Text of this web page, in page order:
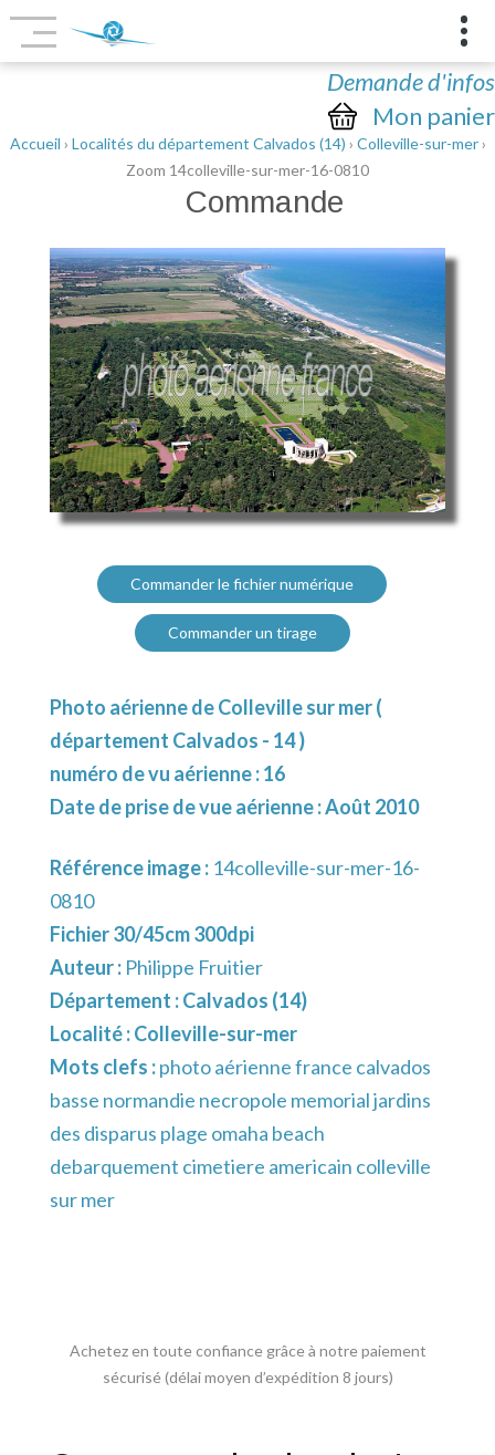
Demande d'infos
Mon panier
Accueil › Localités du département Calvados (14) › Colleville-sur-mer›
Zoom 14colleville-sur-mer-16-0810
Commande
Commander le fichier numérique
Commander un tirage
Photo aérienne de Colleville sur mer (
département Calvados - 14 )
numéro de vu aérienne : 16
Date de prise de vue aérienne : Août 2010
Référence image : 14colleville-sur-mer-16-
0810
Fichier 30/45cm 300dpi
Auteur : Philippe Fruitier
Département :Calvados (14)
Localité :Colleville-sur-mer
Mots clefs :photo aérienne france calvados
basse normandie necropole memorial jardins
des disparus plage omaha beach
debarquement cimetiere americain colleville
sur mer
Achetez en toute confiance grâce à notre paiement
sécurisé (délai moyen d’expédition 8 jours)